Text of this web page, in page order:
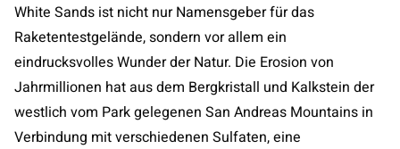
White Sands ist nicht nur Namensgeber für das
Raketentestgelände, sondern vor allem ein
eindrucksvolles Wunder der Natur. Die Erosion von
Jahrmillionen hat aus dem Bergkristall und Kalkstein der
westlich vom Park gelegenen San Andreas Mountains in
Verbindung mit verschiedenen Sulfaten, eine